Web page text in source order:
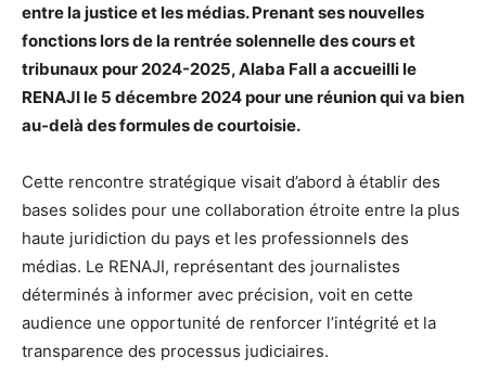
entre la justice et les médias. Prenant ses nouvelles
fonctions lors de la rentrée solennelle des cours et
tribunaux pour 2024-2025, Alaba Fall a accueilli le
RENAJI le 5 décembre 2024 pour une réunion qui va bien
au-delà des formules de courtoisie.
Cette rencontre stratégique visait d’abord à établir des
bases solides pour une collaboration étroite entre la plus
haute juridiction du pays et les professionnels des
médias. Le RENAJI, représentant des journalistes
déterminés à informer avec précision, voit en cette
audience une opportunité de renforcer l’intégrité et la
transparence des processus judiciaires.